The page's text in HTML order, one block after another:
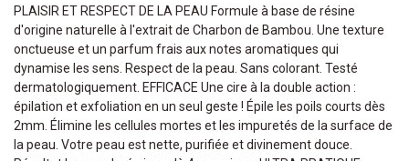
PLAISIR ET RESPECT DE LA PEAU Formule à base de résine
d'origine naturelle à l'extrait de Charbon de Bambou. Une texture
onctueuse et un parfum frais aux notes aromatiques qui
dynamise les sens. Respect de la peau. Sans colorant. Testé
dermatologiquement. EFFICACE Une cire à la double action :
épilation et exfoliation en un seul geste ! Épile les poils courts dès
2mm. Élimine les cellules mortes et les impuretés de la surface de
la peau. Votre peau est nette, purifiée et divinement douce.